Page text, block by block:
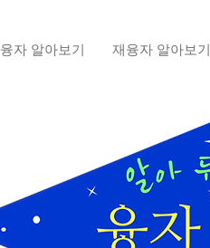
융자 알아보기 재융자 알아보기